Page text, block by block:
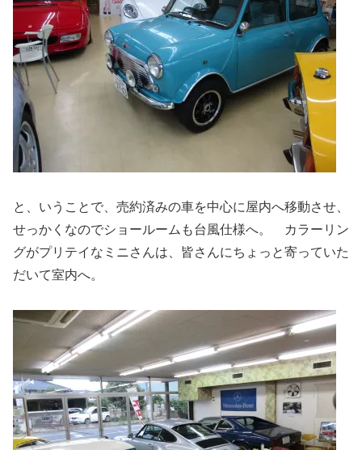
と、いうことで、売約済みの車を中心に屋内へ移動させ、
せっかくなのでショールームも台風仕様へ。 カラーリン
グがプリテイなミニさんは、皆さんにちょっと寄っていた
だいて室内へ。